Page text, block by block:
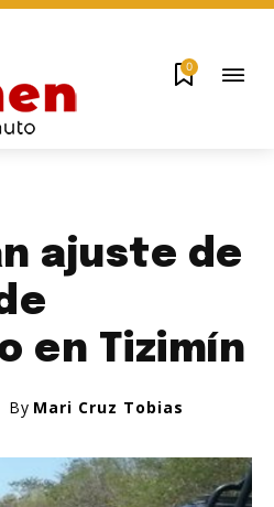
0
ajuste de
en Tizimín
By Mari Cruz Tobias